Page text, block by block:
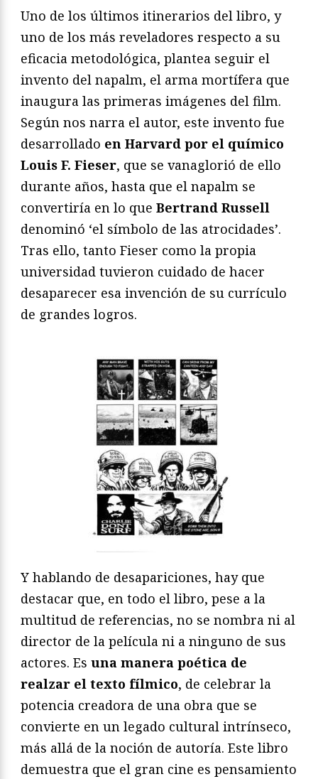
Uno de los últimos itinerarios del libro, y
uno de los más reveladores respecto a su
eficacia metodológica, plantea seguir el
invento del napalm, el arma mortífera que
inaugura las primeras imágenes del film.
Según nos narra el autor, este invento fue
desarrollado en Harvard por el químico
Louis F. Fieser, que se vanaglorió de ello
durante años, hasta que el napalm se
convertiría en lo que Bertrand Russell
denominó ‘el símbolo de las atrocidades’.
Tras ello, tanto Fieser como la propia
universidad tuvieron cuidado de hacer
desaparecer esa invención de su currículo
de grandes logros.
Y hablando de desapariciones, hay que
destacar que, en todo el libro, pese a la
multitud de referencias, no se nombra ni al
director de la película ni a ninguno de sus
actores. Es una manera poética de
realzar el texto fílmico, de celebrar la
potencia creadora de una obra que se
convierte en un legado cultural intrínseco,
más allá de la noción de autoría. Este libro
demuestra que el gran cine es pensamiento